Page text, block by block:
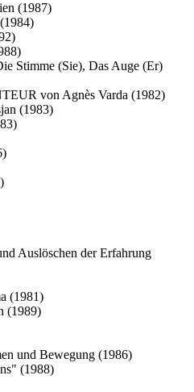
(1987)
Stimme (Sie), Das Auge (Er)
von Agnès Varda (1982)
(1983)
Auslöschen der Erfahrung
(1981)
(1989)
und Bewegung (1986)
(1988)